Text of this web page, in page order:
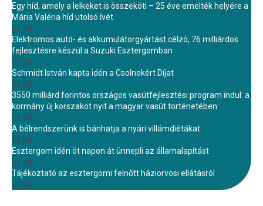
Egy híd, amely a lelkeket is összeköti – 25 éve emelték helyére a
Mária Valéria híd utolsó ívét
27 júl.
Elektromos autó- és akkumulátorgyártást célzó, 76 milliárdos
fejlesztésre készül a Suzuki Esztergomban
27 júl.
Schmidt István kapta idén a Csolnokért Díjat
23 júl.
3550 milliárd forintos országos vasútfejlesztési program indul: a
kormány új korszakot nyit a magyar vasút történetében
22 júl.
A bélrendszerünk is bánhatja a nyári villámdiétákat
22 júl.
Esztergom idén öt napon át ünnepli az államalapítást
22 júl.
Tájékoztató az esztergomi felnőtt háziorvosi ellátásról
20 júl.